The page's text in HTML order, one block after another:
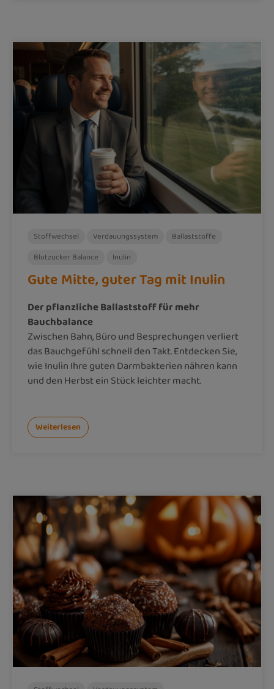
Stoffwechsel Verdauungssystem
Ballaststoffe
Blutzucker Balance
Inulin
Gute Mitte, guter Tag mit Inulin
Der pflanzliche Ballaststoff für mehr
Bauchbalance
Zwischen Bahn, Büro und Besprechungen verliert
das Bauchgefühl schnell den Takt. Entdecken Sie,
wie Inulin Ihre guten Darmbakterien nähren kann
und den Herbst ein Stück leichter macht.
Weiterlesen